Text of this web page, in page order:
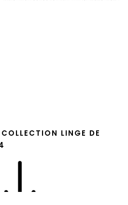
LINGE DE